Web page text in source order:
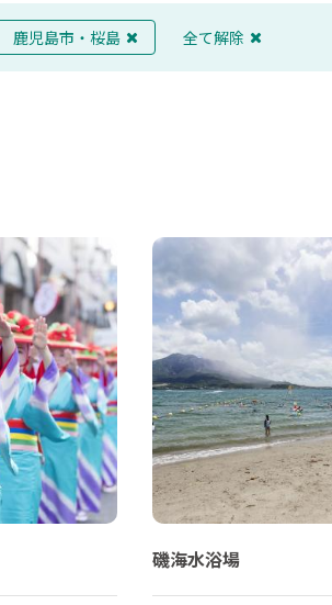
鹿児島市・桜島 全て解除
磯海水浴場